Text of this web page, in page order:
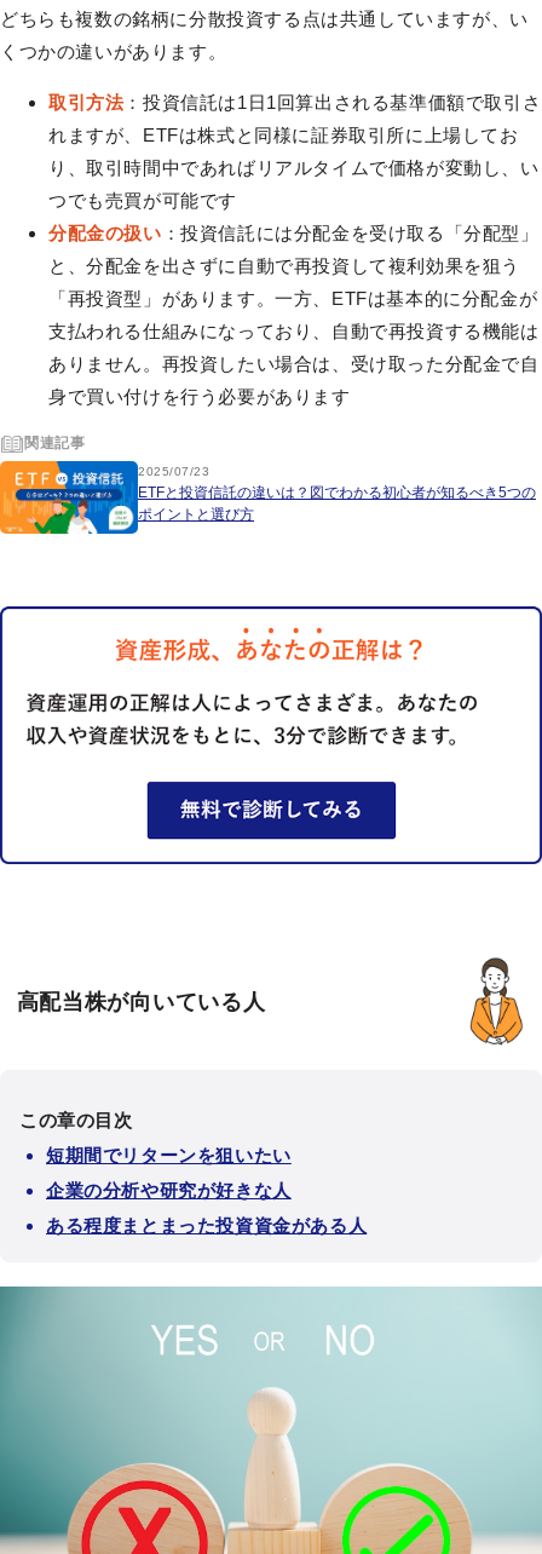
どちらも複数の銘柄に分散投資する点は共通していますが、い
くつかの違いがあります。
取引方法：投資信託は1日1回算出される基準価額で取引さ
れますが、ETFは株式と同様に証券取引所に上場してお
り、取引時間中であればリアルタイムで価格が変動し、い
つでも売買が可能です
分配金の扱い ：投資信託には分配金を受け取る「分配型」
と、分配金を出さずに自動で再投資して複利効果を狙う
「再投資型」があります。一方、ETFは基本的に分配金が
支払われる仕組みになっており、自動で再投資する機能は
ありません。再投資したい場合は、受け取った分配金で自
身で買い付けを行う必要があります
関連記事
2025/07/23
ETFと投資信託の違いは？図でわかる初心者が知るべき5つの
ポイントと選び方
高配当株が向いている人
この章の目次
短期間でリターンを狙いたい
企業の分析や研究が好きな人
ある程度まとまった投資資金がある人